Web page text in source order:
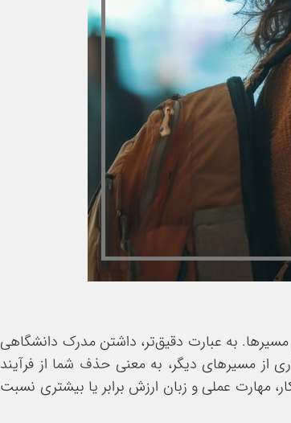
مسیرها. به عبارت دقیق‌تر، داشتن مدرک دانشگاهی
از مسیرهای دیگر، به معنی حذف شما از فرآیند
مهارت عملی و زبان ارزش برابر یا بیشتری نسبت